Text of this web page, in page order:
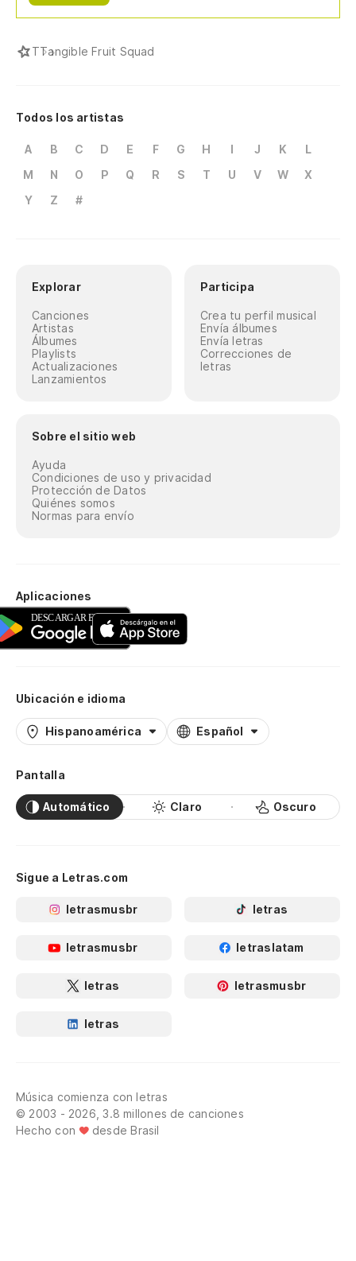
TTangible Fruit Squad
Todos los artistas
A B C D E F G H I J K
L
M
N O P Q R S T U V W
X
Y
Z #
Explorar
Canciones
Artistas
Álbumes
Playlists
Actualizaciones
Lanzamientos
Participa
Crea tu perfil musical
Envía álbumes
Envía letras
Correcciones de
letras
Sobre el sitio web
Ayuda
Condiciones de uso y privacidad
Protección de Datos
Quiénes somos
Normas para envío
Aplicaciones
Ubicación e idioma
Hispanoamérica Español
Pantalla
Automático Claro Oscuro
Sigue a Letras.com
letrasmusbr letras
letrasmusbr letraslatam
letras letrasmusbr
letras
Música comienza con letras
© 2003 - 2026, 3.8 millones de canciones
Hecho con
desde Brasil